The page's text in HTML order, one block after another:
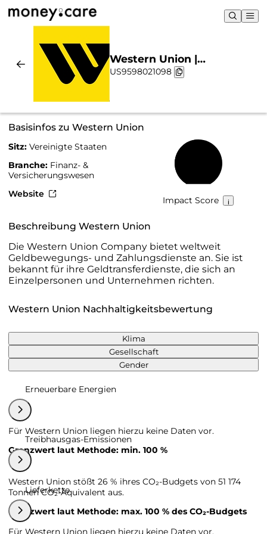
Western Union |
Nachhaltigkeit & Chart
US9598021098
Basisinfos zu Western Union
Sitz: Vereinigte Staaten
Branche: Finanz- &
Versicherungswesen
Website
Impact Score
Beschreibung Western Union
Die Western Union Company bietet weltweit
Geldbewegungs- und Zahlungsdienste an. Sie ist
bekannt für ihre Geldtransferdienste, die sich an
Einzelpersonen und Unternehmen richten.
Western Union Nachhaltigkeitsbewertung
Klima
Gesellschaft
Gender
Erneuerbare Energien
Für Western Union liegen hierzu keine Daten vor.
Grenzwert laut Methode: min. 100 %
Treibhausgas-Emissionen
Western Union stößt 26 % ihres CO₂-Budgets von 51 174
Tonnen CO₂-Äquivalent aus.
Grenzwert laut Methode: max. 100 % des CO₂-Budgets
Lieferkette
Für Western Union liegen hierzu keine Daten vor.